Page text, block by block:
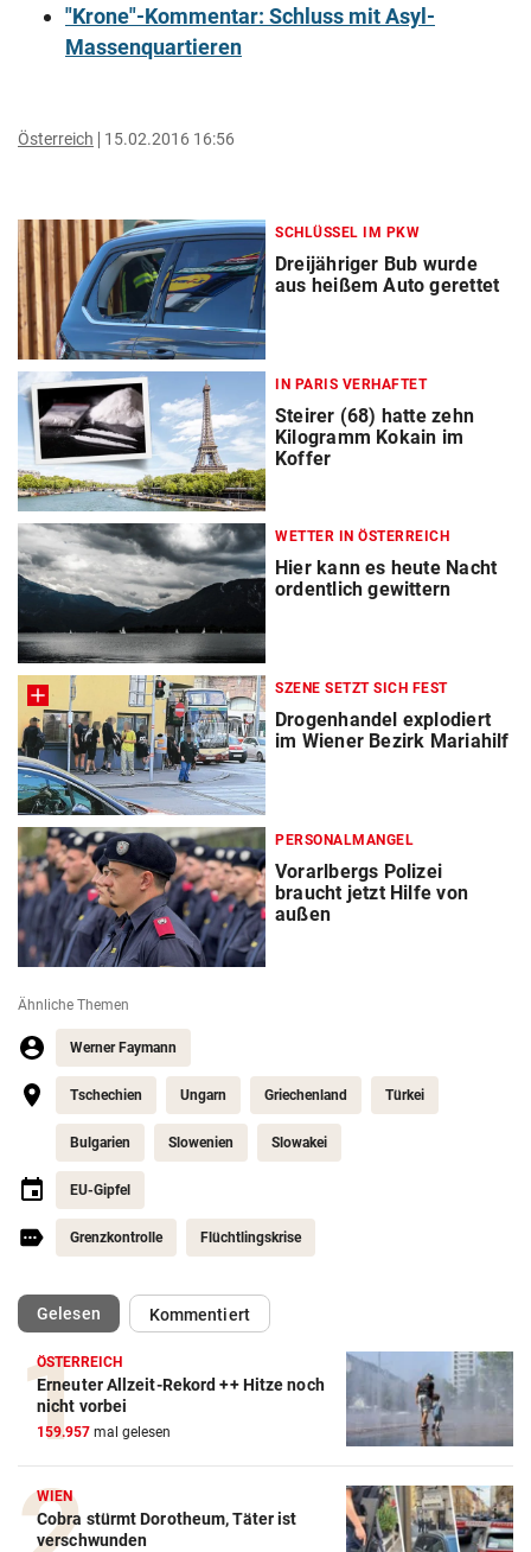
"Krone"-Kommentar: Schluss mit Asyl-
Massenquartieren
Österreich 15.02.2016 16:56
SCHLÜSSEL IM PKW
Dreijähriger Bub wurde
aus heißem Auto gerettet
IN PARIS VERHAFTET
Steirer (68) hatte zehn
Kilogramm Kokain im
Koffer
WETTER IN ÖSTERREICH
Hier kann es heute Nacht
ordentlich gewittern
SZENE SETZT SICH FEST
Drogenhandel explodiert
im Wiener Bezirk Mariahilf
PERSONALMANGEL
Vorarlbergs Polizei
braucht jetzt Hilfe von
außen
Ähnliche Themen
Werner Faymann
Tschechien Ungarn Griechenland Türkei
Bulgarien Slowenien Slowakei
EU-Gipfel
Grenzkontrolle Flüchtlingskrise
Gelesen(ausgewählt)Kommentiert
ÖSTERREICH
Erneuter Allzeit-Rekord ++ Hitze noch
nicht vorbei
159.957 mal gelesen
WIEN
Cobra stürmt Dorotheum, Täter ist
verschwunden